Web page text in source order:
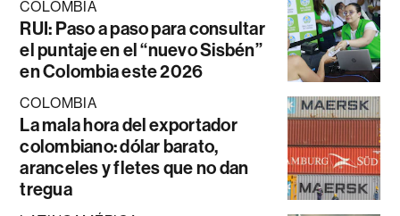
COLOMBIA
RUI: Paso a paso para consultar
el puntaje en el “nuevo Sisbén”
en Colombia este 2026
COLOMBIA
La mala hora del exportador
colombiano: dólar barato,
aranceles y fletes que no dan
tregua